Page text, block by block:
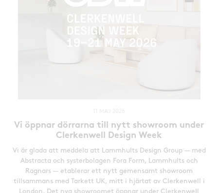
Vi öppnar dörrarna till nytt showroom under
Clerkenwell Design Week
Vi är glada att meddela att Lammhults Design Group — med
Abstracta och systerbolagen Fora Form, Lammhults och
Ragnars — etablerar ett nytt gemensamt showroom
tillsammans med Tarkett UK, mitt i hjärtat av Clerkenwell i